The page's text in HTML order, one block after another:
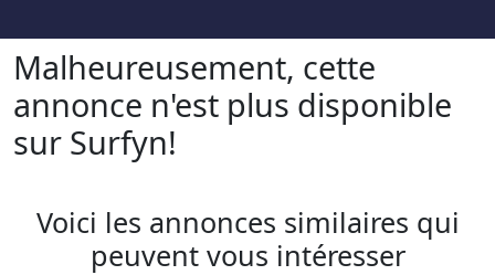
Malheureusement, cette
annonce n'est plus disponible
sur Surfyn!
Voici les annonces similaires qui
peuvent vous intéresser